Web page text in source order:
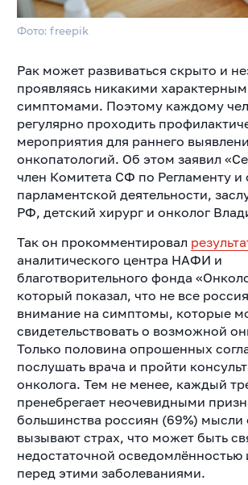
Фото: freepik
Рак может развиваться скрыто и
проявляясь никакими
симптомами. Поэтому каждому
регулярно проходить
мероприятия для раннего
онкопатологий. Об этом заявил
член Комитета СФ по Регламенту и
парламентской деятельности,
РФ, детский хирург и онколог
Так он прокомментировал
аналитического центра НАФИ и
благотворительного фонда
который показал, что не все
внимание на симптомы, которые
свидетельствовать о возможной
Только половина опрошенных
послушать врача и пройти
онколога. Тем не менее, каждый
пренебрегает неочевидными
большинства россиян (69%) мысли
вызывают страх, что может быть
недостаточной осведомлённостью
перед этими заболеваниями.